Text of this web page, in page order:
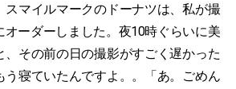
スマイルマークのドーナツは、私が撮
オーダーしました。夜10時ぐらいに美
、その前の日の撮影がすごく遅かった
う寝ていたんですよ。。「あ。ごめん